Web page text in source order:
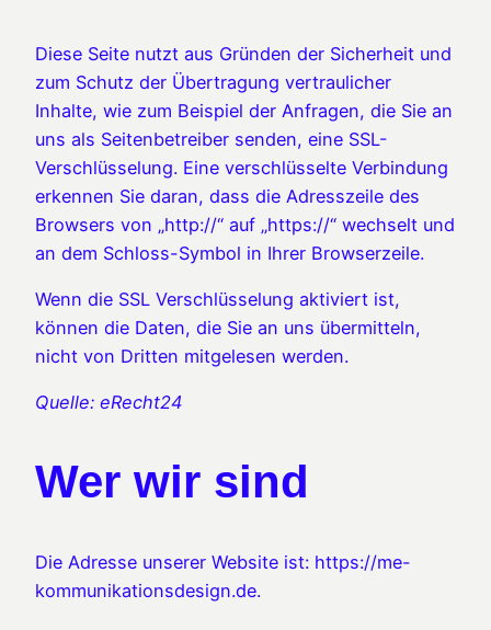
Diese Seite nutzt aus Gründen der Sicherheit und
zum Schutz der Übertragung vertraulicher
Inhalte, wie zum Beispiel der Anfragen, die Sie an
uns als Seitenbetreiber senden, eine SSL-
Verschlüsselung. Eine verschlüsselte Verbindung
erkennen Sie daran, dass die Adresszeile des
Browsers von „http://“ auf „https://“ wechselt und
an dem Schloss-Symbol in Ihrer Browserzeile.
Wenn die SSL Verschlüsselung aktiviert ist,
können die Daten, die Sie an uns übermitteln,
nicht von Dritten mitgelesen werden.
Quelle: eRecht24
Wer wir sind
Die Adresse unserer Website ist: https://me-
kommunikationsdesign.de.